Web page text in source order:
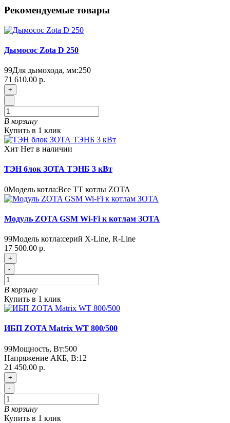
Рекомендуемые товары
Дымосос Zota D 250
99Для дымохода, мм:250
71 610.00 р.
+
-
В корзину
Купить в 1 клик
Хит Нет в наличии
ТЭН блок ЗОТА ТЭНБ 3 кВт
0Модель котла:Все ТТ котлы ZOTA
Модуль ZOTA GSM Wi-Fi к котлам ЗОТА
99Модель котла:серий X-Line, R-Line
17 500.00 р.
+
-
В корзину
Купить в 1 клик
ИБП ZOTA Matrix WT 800/500
99Мощность, Вт:500
Напряжение АКБ, В:12
21 450.00 р.
+
-
В корзину
Купить в 1 клик